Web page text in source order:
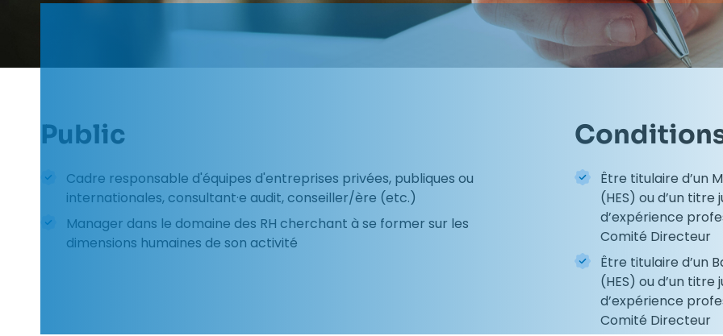
Public
Cadre responsable d'équipes d'entreprises privées, publiques ou
internationales, consultant·e audit, conseiller/ère (etc.)
Manager dans le domaine des RH cherchant à se former sur les
dimensions humaines de son activité
Être titulaire d’un
(HES) ou d’un titre
d’expérience
Comité Directeur
Être titulaire d’un
(HES) ou d’un
d’expérience
Comité Directeur